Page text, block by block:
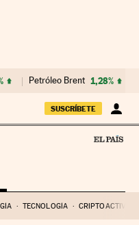
Petróleo Brent 1,28%
SUSCRÍBETE
TECNOLOGÍA CRIPTOACTIVOS